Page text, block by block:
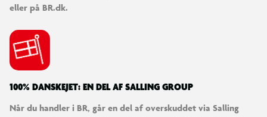
eller på BR.dk.
100% DANSKEJET: EN DEL AF SALLING GROUP
Når du handler i BR, går en del af overskuddet via Salling